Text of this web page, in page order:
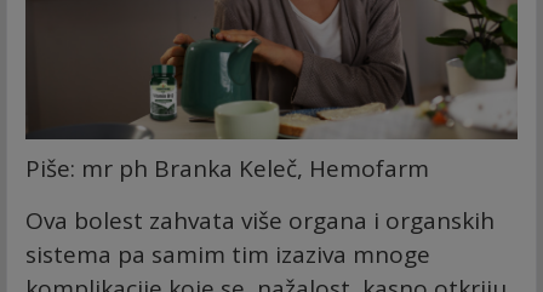
Piše: mr ph Branka Keleč, Hemofarm
Ova bolest zahvata više organa i organskih
sistema pa samim tim izaziva mnoge